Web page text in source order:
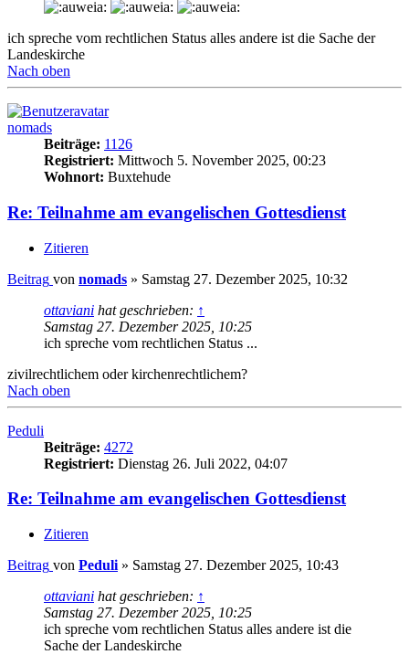
ich spreche vom rechtlichen Status alles andere ist die Sache der
Landeskirche
Nach oben
nomads
Beiträge: 1126
Registriert: Mittwoch 5. November 2025, 00:23
Wohnort: Buxtehude
Re: Teilnahme am evangelischen Gottesdienst
Zitieren
Beitrag von nomads » Samstag 27. Dezember 2025, 10:32
ottaviani hat geschrieben: ↑
Samstag 27. Dezember 2025, 10:25
ich spreche vom rechtlichen Status ...
zivilrechtlichem oder kirchenrechtlichem?
Nach oben
Peduli
Beiträge: 4272
Registriert: Dienstag 26. Juli 2022, 04:07
Re: Teilnahme am evangelischen Gottesdienst
Zitieren
Beitrag von Peduli » Samstag 27. Dezember 2025, 10:43
ottaviani hat geschrieben: ↑
Samstag 27. Dezember 2025, 10:25
ich spreche vom rechtlichen Status alles andere ist die
Sache der Landeskirche